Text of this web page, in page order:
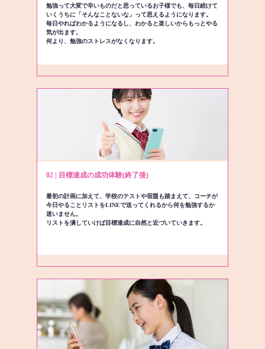
勉強って大変で辛いものだと思っているお子様でも、毎日続けて
いくうちに「そんなことないな」って思えるようになります。
毎日やればわかるようになるし、わかると楽しいからもっとやる
気が出ます。
何より、勉強のストレスがなくなります。
02 | 目標達成の成功体験(終了後)
最初の計画に加えて、学校のテストや宿題も踏まえて、コーチが
今日やることリストをLINEで送ってくれるから何を勉強するか
迷いません。
リストを潰していけば目標達成に自然と近づいていきます。